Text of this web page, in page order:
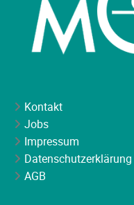
Kontakt
Jobs
Impressum
Datenschutzerklärung
AGB